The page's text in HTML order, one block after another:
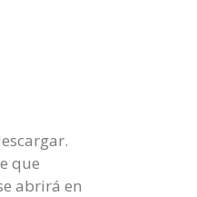
que
abrirá en